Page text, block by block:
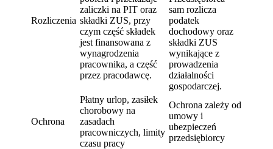
Rozliczenia
zaliczki na PIT oraz
składki ZUS, przy
czym część składek
jest finansowana z
wynagrodzenia
pracownika, a część
przez pracodawcę.
sam rozlicza
podatek
dochodowy oraz
składki ZUS
wynikające z
prowadzenia
działalności
gospodarczej.
Ochrona
Płatny urlop, zasiłek
chorobowy na
zasadach
pracowniczych, limity
czasu pracy
Ochrona zależy od
umowy i
ubezpieczeń
przedsiębiorcy